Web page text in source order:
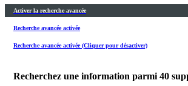
Activer la recherche avancée
Recherche avancée activée
Recherche avancée activée (Cliquer pour désactiver)
Recherchez une information parmi 40